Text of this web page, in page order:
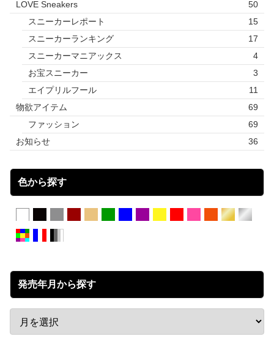
LOVE Sneakers
50
スニーカーレポート
15
スニーカーランキング
17
スニーカーマニアックス
4
お宝スニーカー
3
エイプリルフール
11
物欲アイテム
69
ファッション
69
お知らせ
36
色から探す
発売年月から探す